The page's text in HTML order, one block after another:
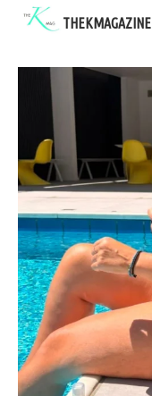
THEKMAGAZINE